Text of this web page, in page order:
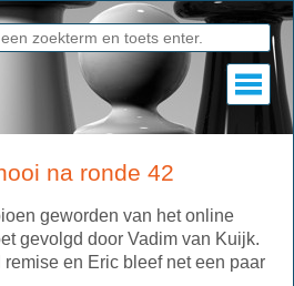
na ronde 42
geworden van het online
gevolgd door Vadim van Kuijk.
en Eric bleef net een paar